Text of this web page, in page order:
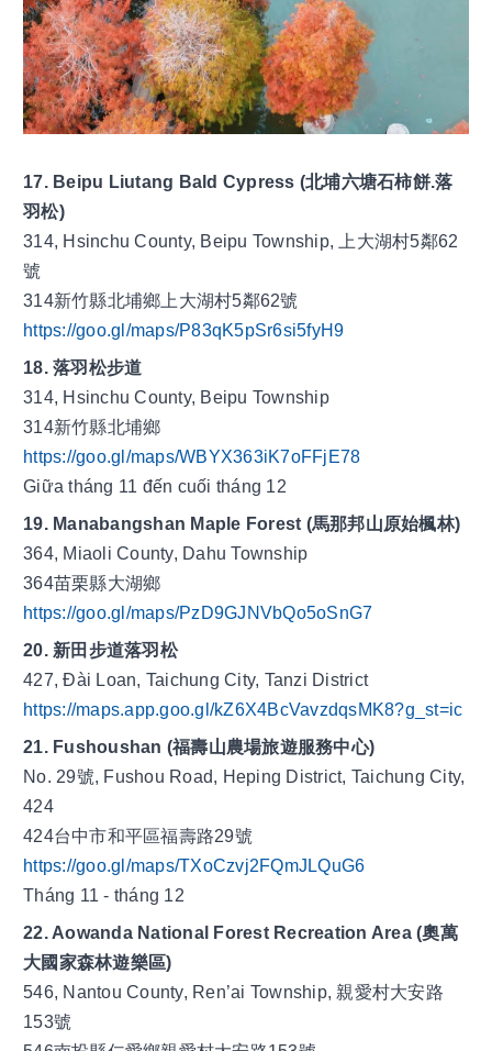
17. Beipu Liutang Bald Cypress (北埔六塘石柿餅.落
羽松)
314, Hsinchu County, Beipu Township, 上大湖村5鄰62
號
314新竹縣北埔鄉上大湖村5鄰62號
https://goo.gl/maps/P83qK5pSr6si5fyH9
18. 落羽松步道
314, Hsinchu County, Beipu Township
314新竹縣北埔鄉
https://goo.gl/maps/WBYX363iK7oFFjE78
Giữa tháng 11 đến cuối tháng 12
19. Manabangshan Maple Forest (馬那邦山原始楓林)
364, Miaoli County, Dahu Township
364苗栗縣大湖鄉
https://goo.gl/maps/PzD9GJNVbQo5oSnG7
20. 新田步道落羽松
427, Đài Loan, Taichung City, Tanzi District
https://maps.app.goo.gl/kZ6X4BcVavzdqsMK8?g_st=ic
21. Fushoushan (福壽山農場旅遊服務中心)
No. 29號, Fushou Road, Heping District, Taichung City,
424
424台中市和平區福壽路29號
https://goo.gl/maps/TXoCzvj2FQmJLQuG6
Tháng 11 - tháng 12
22. Aowanda National Forest Recreation Area (奧萬
大國家森林遊樂區)
546, Nantou County, Ren’ai Township, 親愛村大安路
153號